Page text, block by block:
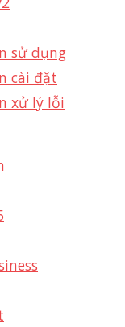
sử dụng
cài đặt
xử lý lỗi